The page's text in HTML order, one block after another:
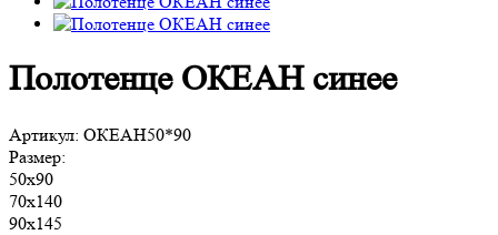
Полотенце ОКЕАН синее
Артикул: ОКЕАН50*90
Размер:
50х90
70х140
90х145